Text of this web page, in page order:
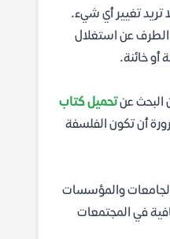
تريد تغيير أي شيء.
الطرف عن استغلال
أو خائنة.
البحث عنتحميل كتاب
أن تكون الفلسفة
الجامعات والمؤسسات
في المجتمعات